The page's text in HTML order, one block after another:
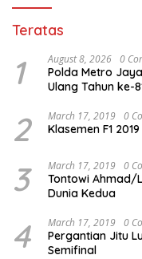
Teratas
1 August 8, 2026 0
Polda Metro
Ulang Tahun ke-
2 March 17, 2019 0
Klasemen F1
3 March 17, 2019 0
Tontowi Ahmad/
Dunia Kedua
4 March 17, 2019 0
Pergantian Jitu
Semifinal